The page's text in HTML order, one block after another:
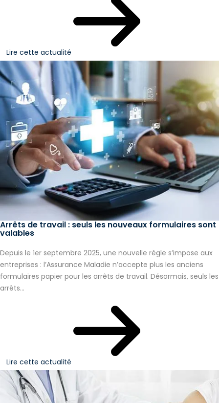
Lire cette actualité
Arrêts de travail : seuls les nouveaux formulaires sont
valables
Depuis le 1er septembre 2025, une nouvelle règle s’impose aux
entreprises : l’Assurance Maladie n’accepte plus les anciens
formulaires papier pour les arrêts de travail. Désormais, seuls les
arrêts...
Lire cette actualité